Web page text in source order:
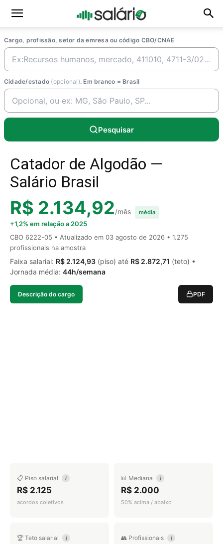
Cargo, profissão, setor da emresa ou código CBO/CNAE
Cidade/estado (opcional). Em branco = Brasil
Pesquisar
Catador de Algodão —
Salário Brasil
R$ 2.134,92/mês média
+1,2% em relação a 2025
CBO 6222-05 • Atualizado em 03 agosto de 2026 • 1.275
profissionais na amostra
Faixa salarial: R$ 2.124,93 (piso) até R$ 2.872,71 (teto) •
Jornada média: 44h/semana
Descrição do cargo PDF
📋 Piso salarial i
R$ 2.125
acordos coletivos
📊 Mediana i
R$ 2.000
50% acima / abaixo
🏆 Teto salarial i 👥 Profissionais i